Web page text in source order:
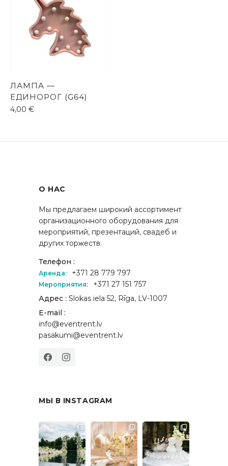
ЛАМПА —
ЕДИНОРОГ (G64)
4,00 €
О НАС
Мы предлагаем широкий ассортимент
организационного оборудования для
мероприятий, презентаций, свадеб и
других торжеств.
Телефон :
Аренда: +371 28 779 797
Мероприятия:
+371 27 151 757
Адрес : Slokas iela 52, Rīga, LV-1007
E-mail :
info@eventrent.lv
pasakumi@eventrent.lv
МЫ В INSTAGRAM